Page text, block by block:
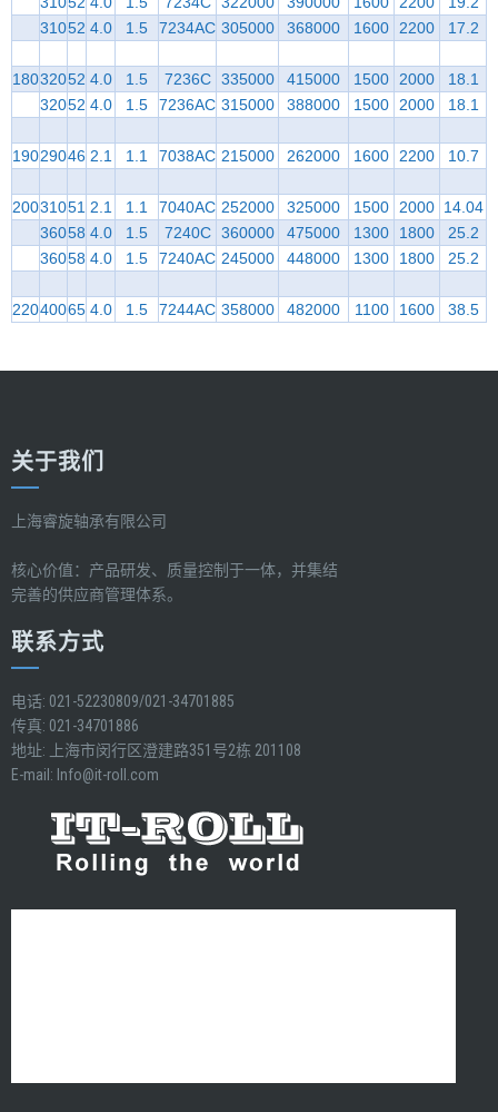
31052 4.0 1.5 7234AC 305000 368000 1600 2200 17.2
18032052 4.0 1.5 7236C 335000 415000 1500 2000
18.1
32052 4.0 1.5 7236AC 315000 388000 1500 2000 18.1
19029046 2.1 1.1 7038AC 215000 262000 1600 2200 10.7
20031051 2.1 1.1 7040AC 252000 325000 1500 2000 14.04
36058 4.0 1.5 7240C 360000 475000 1300 1800
25.2
36058 4.0 1.5 7240AC 245000 448000 1300 1800 25.2
22040065 4.0 1.5 7244AC 358000 482000 1100 1600 38.5
关于我们
上海睿旋轴承有限公司
核心价值：产品研发、质量控制于一体，并集结
完善的供应商管理体系。
联系方式
电话: 021-52230809/021-34701885
传真: 021-34701886
地址: 上海市闵行区澄建路351号2栋 201108
E-mail: Info@it-roll.com